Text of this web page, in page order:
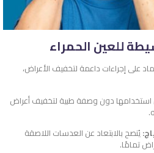
للعين الحمراء
على إجراءات داعمة لتخفيف الأعراض،
دون وصفة طبية لتخفيف أعراض
يُنصح بالابتعاد عن العدسات اللاصقة
تمامًا.